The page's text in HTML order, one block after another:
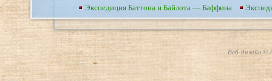
Экспедиция Баттона и Байлота — Баффина
Веб-дизайн ©